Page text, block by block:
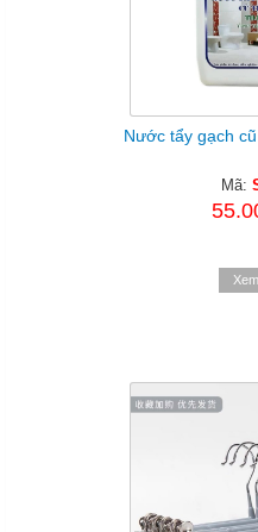
Nước tẩy gạch
Mã: